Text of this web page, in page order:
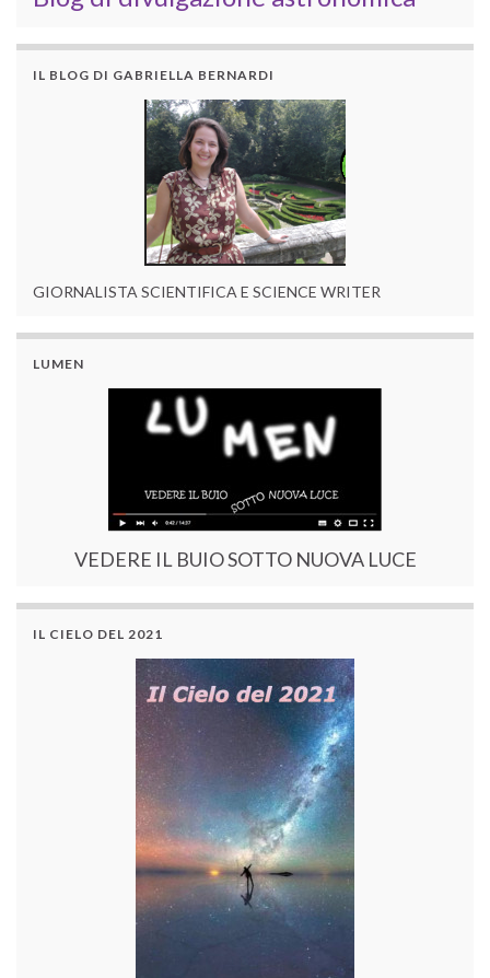
IL BLOG DI GABRIELLA BERNARDI
GIORNALISTA SCIENTIFICA E SCIENCE WRITER
LUMEN
VEDERE IL BUIO SOTTO NUOVA LUCE
IL CIELO DEL 2021